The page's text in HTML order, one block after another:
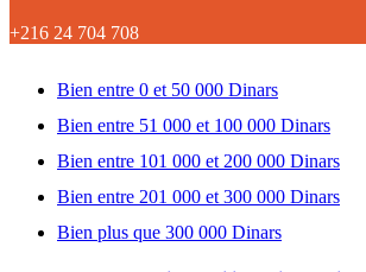
+216 24 704 708
Bien entre 0 et 50 000 Dinars
Bien entre 51 000 et 100 000 Dinars
Bien entre 101 000 et 200 000 Dinars
Bien entre 201 000 et 300 000 Dinars
Bien plus que 300 000 Dinars